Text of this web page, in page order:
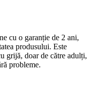
cu o garanție de 2 ani,
produsului. Este
grijă, doar de către adulți,
probleme.